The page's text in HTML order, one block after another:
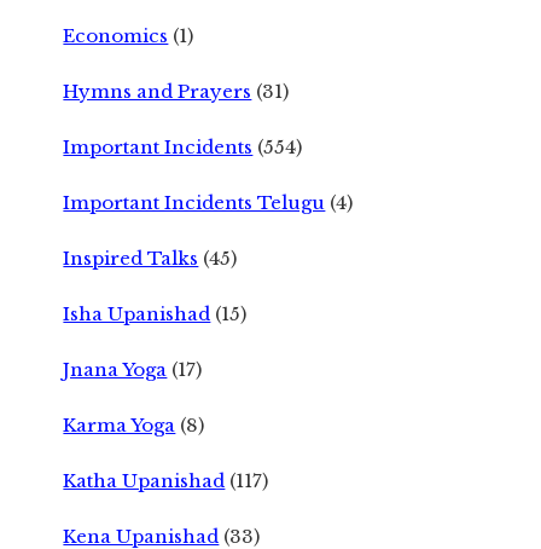
Economics (1)
Hymns and Prayers (31)
Important Incidents (554)
Important Incidents Telugu (4)
Inspired Talks (45)
Isha Upanishad (15)
Jnana Yoga (17)
Karma Yoga (8)
Katha Upanishad (117)
Kena Upanishad (33)